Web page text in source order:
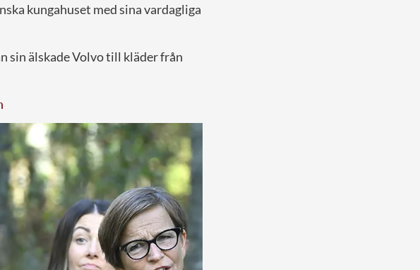
kungahuset med sina vardagliga
sin älskade Volvo till kläder från